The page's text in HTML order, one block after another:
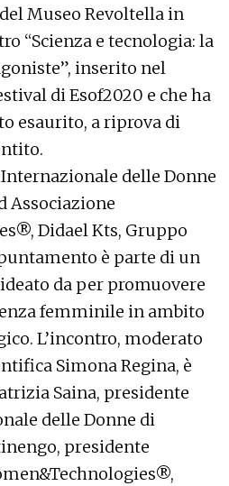
Museo Revoltella in
“Scienza e tecnologia: la
inserito nel
di Esof2020 e che ha
esaurito, a riprova di
Internazionale delle Donne
Associazione
Didael Kts, Gruppo
è parte di un
da per promuovere
femminile in ambito
L’incontro, moderato
Simona Regina, è
Saina, presidente
delle Donne di
presidente